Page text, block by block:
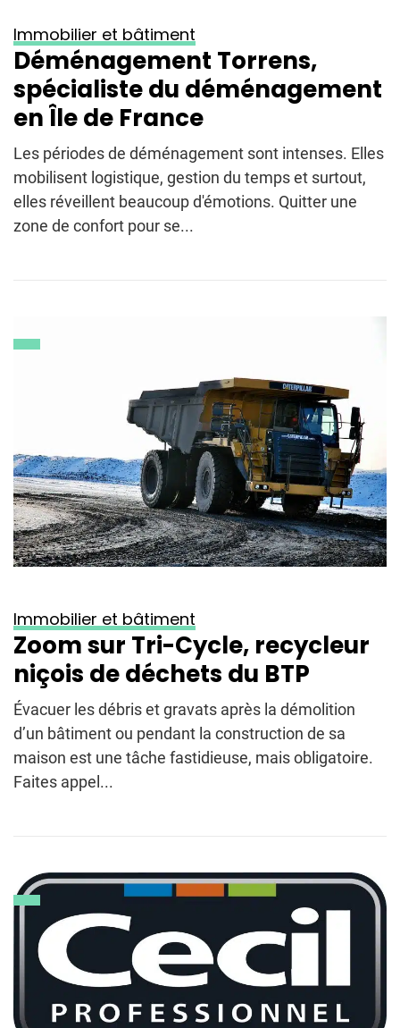
Immobilier et bâtiment
Déménagement Torrens,
spécialiste du déménagement
en Île de France
Les périodes de déménagement sont intenses. Elles
mobilisent logistique, gestion du temps et surtout,
elles réveillent beaucoup d'émotions. Quitter une
zone de confort pour se...
Immobilier et bâtiment
Zoom sur Tri-Cycle, recycleur
niçois de déchets du BTP
Évacuer les débris et gravats après la démolition
d’un bâtiment ou pendant la construction de sa
maison est une tâche fastidieuse, mais obligatoire.
Faites appel...